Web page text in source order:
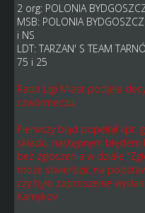
2 org: POLONIA
MSB: POLONIA
i NS
LDT: TARZAN' S TEAM
75 i 25
Rada Ligi Miast podjeła
czwórmeczu.
Pierwszy błąd popełnił
składu, następnym
bez zgłoszenia w dziale
może stwierdzić na
czy było zaproszenie
Kamykov